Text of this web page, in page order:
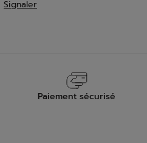
Paiement sécurisé